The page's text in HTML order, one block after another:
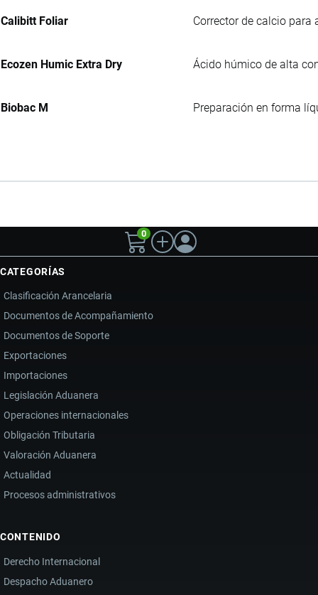
Calibitt Foliar Corrector de calcio
Ecozen Humic Extra Dry Ácido húmico de alta
Biobac M Preparación en forma
0
CATEGORÍAS
Clasificación Arancelaria
Documentos de Acompañamiento
Documentos de Soporte
Exportaciones
Importaciones
Legislación Aduanera
Operaciones internacionales
Obligación Tributaria
Valoración Aduanera
Actualidad
Procesos administrativos
CONTENIDO
Derecho Internacional
Despacho Aduanero